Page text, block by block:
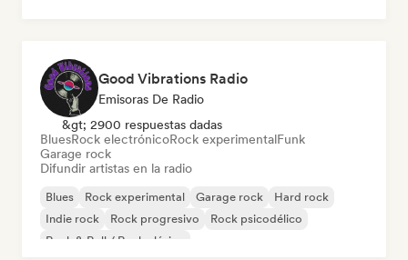
Good Vibrations Radio
Emisoras De Radio
&gt; 2900 respuestas dadas
BluesRock electrónicoRock experimentalFunk
Garage rock
Difundir artistas en la radio
Blues Rock experimental Garage rock
Hard rock
Indie rock
Rock progresivo
Rock psicodélico
Rock & Roll / Rock clásico